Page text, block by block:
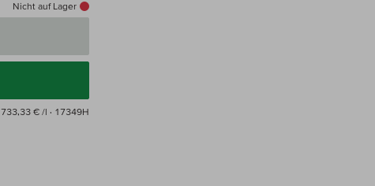
Nicht auf Lager
733,33 € /l · 17349H